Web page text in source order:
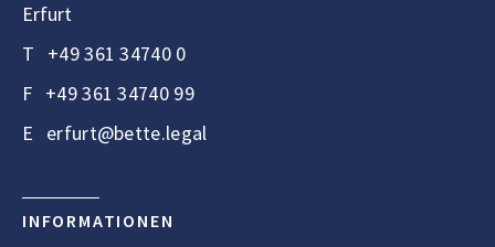
Erfurt
T +49 361 34740 0
F +49 361 34740 99
E erfurt@bette.legal
INFORMATIONEN